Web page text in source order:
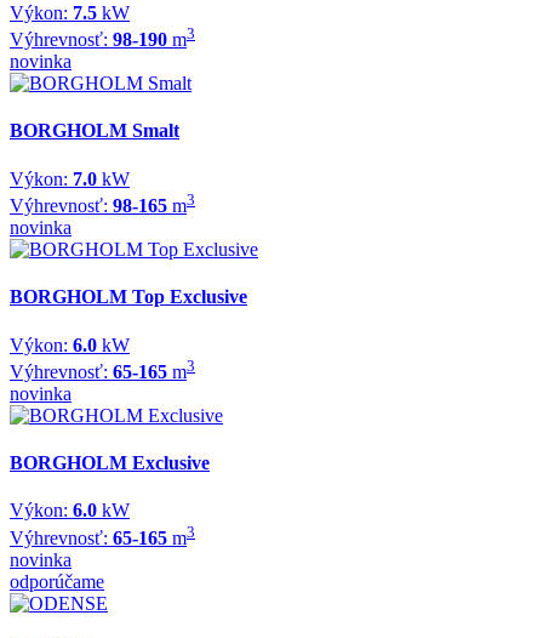
Výkon: 7.5 kW
Výhrevnosť: 98-190 m3
novinka
BORGHOLM Smalt
Výkon: 7.0 kW
Výhrevnosť: 98-165 m3
novinka
BORGHOLM Top Exclusive
Výkon: 6.0 kW
Výhrevnosť: 65-165 m3
novinka
BORGHOLM Exclusive
Výkon: 6.0 kW
Výhrevnosť: 65-165 m3
novinka
odporúčame